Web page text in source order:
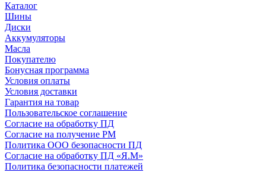
Каталог
Шины
Диски
Аккумуляторы
Масла
Покупателю
Бонусная программа
Условия оплаты
Условия доставки
Гарантия на товар
Пользовательское соглашение
Согласие на обработку ПД
Согласие на получение РМ
Политика ООО безопасности ПД
Согласие на обработку ПД «Я.М»
Политика безопасности платежей